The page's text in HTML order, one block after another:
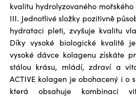
kvalitu hydrolyzovaného
III. Jednotlivé složky pozitivně
hydrataci pleti, zvyšuje kvalitu
Díky vysoké biologické kvalitě
vysoké dávce kolagenu získáte
stálou krásu, mládí, zdraví a
ACTIVE kolagen je obohacený i o
která obsahuje kombinaci